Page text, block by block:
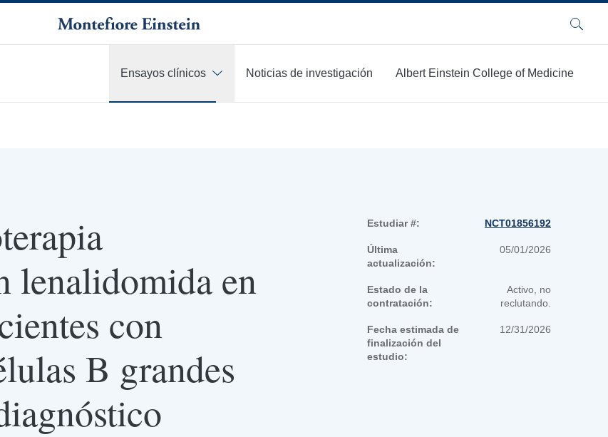
Buscar
Ensayos clínicos Noticias de investigación Albert Einstein College of Medicine
lenalidomida en
con
B grandes
Estudiar #: NCT01856192
Última
actualización:
05/01/2026
Estado de la
contratación:
Activo, no
reclutando.
Fecha estimada de
finalización del
estudio:
12/31/2026